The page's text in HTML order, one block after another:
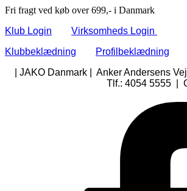
Fri fragt ved køb over 699,- i Danmark
Klub Login
Virksomheds Login
Klubbeklædning
Profilbeklædning
| JAKO Danmark | Anker Andersens
Tlf.: 4054 5555 |